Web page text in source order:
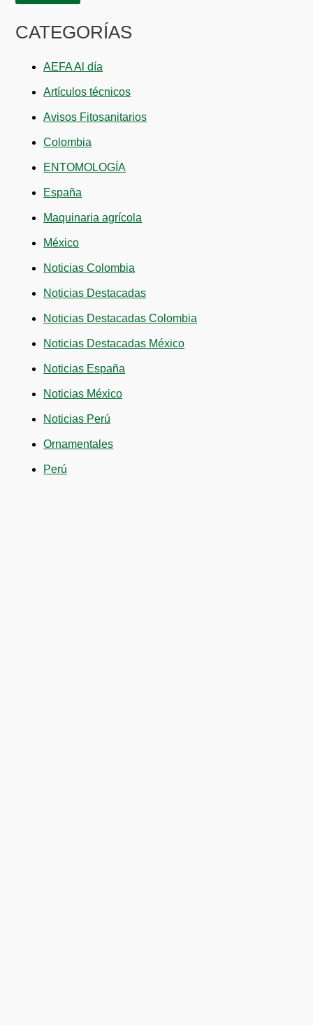
CATEGORÍAS
AEFA Al día
Artículos técnicos
Avisos Fitosanitarios
Colombia
ENTOMOLOGÍA
España
Maquinaria agrícola
México
Noticias Colombia
Noticias Destacadas
Noticias Destacadas Colombia
Noticias Destacadas México
Noticias España
Noticias México
Noticias Perú
Ornamentales
Perú